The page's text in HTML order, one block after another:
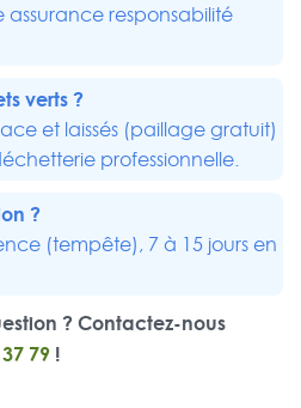
assurance responsabilité
verts ?
et laissés (paillage gratuit)
professionnelle.
?
(tempête), 7 à 15 jours en
? Contactez-nous
79 !